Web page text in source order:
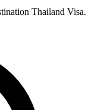
Thailand Visa.